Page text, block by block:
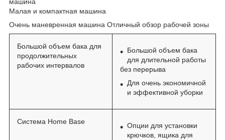
Малая и компактная машина
Очень маневренная машина Отличный обзор рабочей зоны
Большой объем бака для
продолжительных
рабочих интервалов
Большой объем бака
для длительной работы
без перерыва
Для очень экономичной
и эффективной уборки
Система Home Base
Опции для установки
крючков, ящика для